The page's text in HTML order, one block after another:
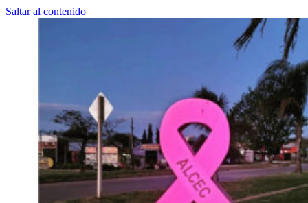
Saltar al contenido